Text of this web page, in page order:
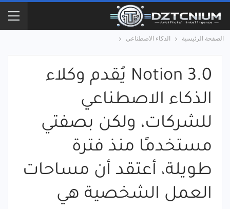
الصفحة الرئيسية الذكاء الاصطناعي
Notion 3.0 يُقدم وكلاء
الذكاء الاصطناعي
للشركات، ولكن بصفتي
مستخدمًا منذ فترة
طويلة، أعتقد أن مساحات
العمل الشخصية هي